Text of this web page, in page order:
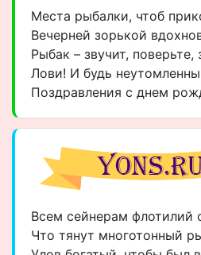
Места рыбалки, чтоб
Вечерней зорькой
Рыбак – звучит, поверьте,
Лови! И будь
Поздравления с днем
Всем сейнерам флотилий
Что тянут многотонный